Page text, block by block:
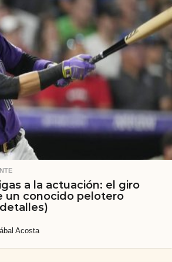
a la actuación: el giro
un conocido pelotero
Acosta